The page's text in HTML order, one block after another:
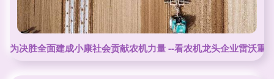
为决胜全面建成小康社会贡献农机力量 --看农机龙头企业雷沃重